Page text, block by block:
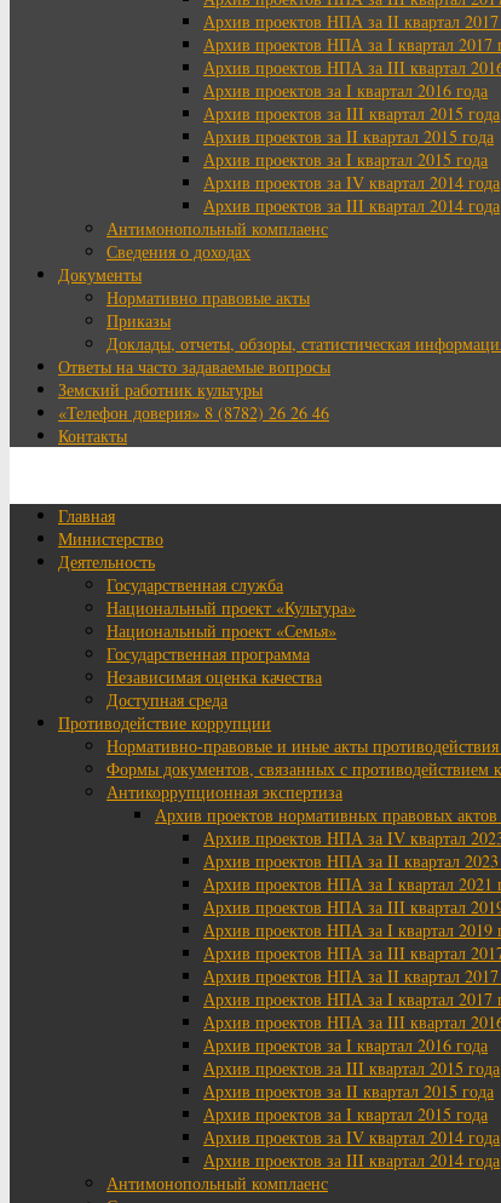
Архив проектов НПА за II квартал 2017
Архив проектов НПА за I квартал 2017
Архив проектов НПА за III квартал
Архив проектов за I квартал 2016 года
Архив проектов за III квартал 2015 года
Архив проектов за II квартал 2015 года
Архив проектов за I квартал 2015 года
Архив проектов за IV квартал 2014 года
Архив проектов за III квартал 2014 года
Антимонопольный комплаенс
Сведения о доходах
Документы
Нормативно правовые акты
Приказы
Доклады, отчеты, обзоры, статистическая
Ответы на часто задаваемые вопросы
Земский работник культуры
«Телефон доверия» 8 (8782) 26 26 46
Контакты
Главная
Министерство
Деятельность
Государственная служба
Национальный проект «Культура»
Национальный проект «Семья»
Государственная программа
Независимая оценка качества
Доступная среда
Противодействие коррупции
Нормативно-правовые и иные акты
Формы документов, связанных с противодействием
Антикоррупционная экспертиза
Архив проектов нормативных правовых
Архив проектов НПА за IV квартал
Архив проектов НПА за II квартал 2023
Архив проектов НПА за I квартал 2021
Архив проектов НПА за III квартал
Архив проектов НПА за I квартал 2019
Архив проектов НПА за III квартал
Архив проектов НПА за II квартал 2017
Архив проектов НПА за I квартал 2017
Архив проектов НПА за III квартал
Архив проектов за I квартал 2016 года
Архив проектов за III квартал 2015 года
Архив проектов за II квартал 2015 года
Архив проектов за I квартал 2015 года
Архив проектов за IV квартал 2014 года
Архив проектов за III квартал 2014 года
Антимонопольный комплаенс